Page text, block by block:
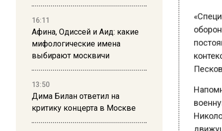
16:11
Афина, Одиссей и Аид: какие
мифологические имена
выбирают москвичи
13:50
Дима Билан ответил на
критику концерта в Москве
Песков.